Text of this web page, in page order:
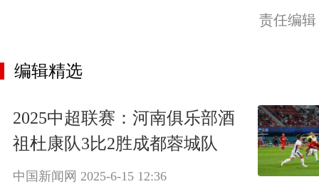
责任编
编辑精选
2025中超联赛：河南俱乐部酒
祖杜康队3比2胜成都蓉城队
中国新闻网 2025-6-15 12:36